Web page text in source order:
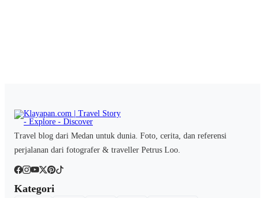
Travel blog dari Medan untuk dunia. Foto, cerita, dan referensi
perjalanan dari fotografer & traveller Petrus Loo.
Kategori